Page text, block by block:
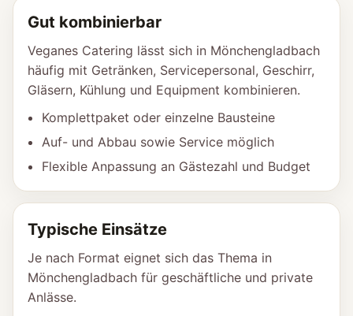
Gut kombinierbar
Veganes Catering lässt sich in Mönchengladbach
häufig mit Getränken, Servicepersonal, Geschirr,
Gläsern, Kühlung und Equipment kombinieren.
Komplettpaket oder einzelne Bausteine
Auf- und Abbau sowie Service möglich
Flexible Anpassung an Gästezahl und Budget
Typische Einsätze
Je nach Format eignet sich das Thema in
Mönchengladbach für geschäftliche und private
Anlässe.